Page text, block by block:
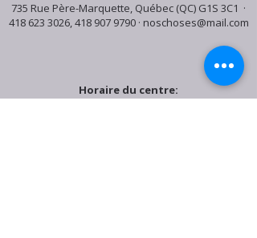
735 Rue Père-Marquette, Québec (QC) G1S 3C1 ·
418 623 3026,418 907 9790· noschoses@mail.com
Horaire du centre: